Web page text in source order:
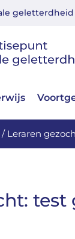
geletterdheid
/ Leraren
test